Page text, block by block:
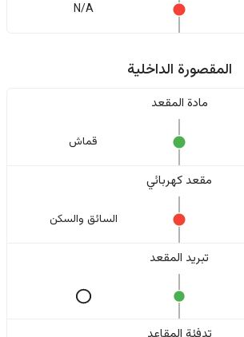
N/A
المقصورة الداخلية
مادة المقعد
قماش
مقعد كهربائي
السائق والسکن
تبريد المقعد